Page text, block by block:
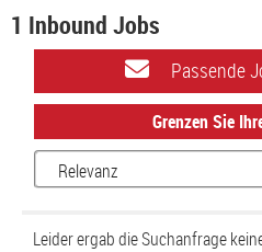
1 Inbound Jobs
Passende
Grenzen Sie
Leider ergab die Suchanfrage